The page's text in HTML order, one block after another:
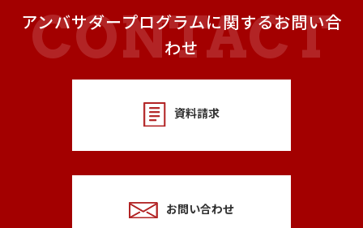
アンバサダープログラムに関するお問い合
わせ
資料請求
お問い合わせ